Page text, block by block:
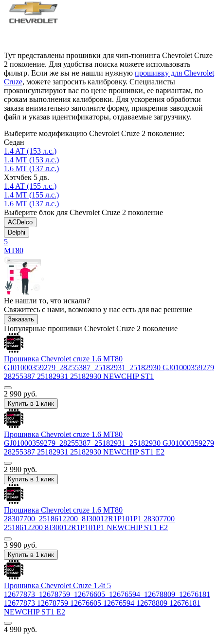
Тут представлены прошивки для чип-тюнинга Chevrolet Cruze
2 поколение. Для удобства поиска можете использовать
фильтр. Если же вы не нашли нужную прошивку для Chevrolet
Cruze, можете запросить калибровку. Специалисты
проконсультируют вас по цене прошивки, ее вариантам, по
срокам выполнения калибровки. Для ускорения обработки
заказа внимательно заполните форму, прикрепив заводской
файл и указав идентификаторы, отдаваемые загрузчику.
Выберите модификацию Chevrolet Cruze 2 поколение:
Седан
1.4 AT (153 л.с.)
1.4 MT (153 л.с.)
1.6 MT (137 л.с.)
Хэтчбек 5 дв.
1.4 AT (155 л.с.)
1.4 MT (155 л.с.)
1.6 MT (137 л.с.)
Выберите блок для Chevrolet Cruze 2 поколение
ACDelco
Delphi
5
MT80
Не нашли то, что искали?
Свяжитесь с нами, возможно у нас есть для вас решение
Заказать
Популярные прошивки Chevrolet Cruze 2 поколение
Прошивка Chevrolet cruze 1.6 MT80
GJ01000359279_28255387_25182931_25182930 GJ01000359279
28255387 25182931 25182930 NEWCHIP ST1
2 990 руб.
Купить в 1 клик
Прошивка Chevrolet cruze 1.6 MT80
GJ01000359279_28255387_25182931_25182930 GJ01000359279
28255387 25182931 25182930 NEWCHIP ST1 E2
2 990 руб.
Купить в 1 клик
Прошивка Chevrolet cruze 1.6 MT80
28307700_2518612200_8J30012R1P101P1 28307700
2518612200 8J30012R1P101P1 NEWCHIP ST1 E2
3 990 руб.
Купить в 1 клик
Прошивка Chevrolet Cruze 1.4t 5
12677873_12678759_12676605_12676594_12678809_12676181
12677873 12678759 12676605 12676594 12678809 12676181
NEWCHIP ST1 E2
4 990 руб.